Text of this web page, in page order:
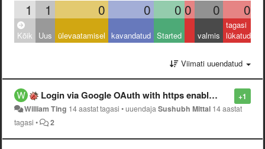
1 1 0 0 0 0 0 0
Kõik Uus ülevaatamisel kavandatud Started valmis
tagasi
lükatud
Viimati uuendatud
+1
Login via Google OAuth with https enabled is broken.
William Ting 14 aastat tagasi •uuendajaSushubh Mittal 14 aastat
tagasi • 2